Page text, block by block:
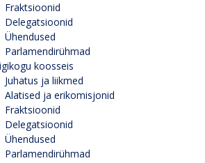
Fraktsioonid
Delegatsioonid
Ühendused
Parlamendirühmad
koosseis
Juhatus ja liikmed
Alatised ja erikomisjonid
Fraktsioonid
Delegatsioonid
Ühendused
Parlamendirühmad